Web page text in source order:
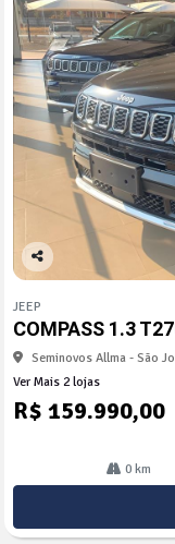
Co
arti
lhe
JEEP
COMPASS 1.3
Seminovos Allma - São
Ver Mais 2 lojas
R$ 159.990,00
0 km